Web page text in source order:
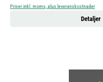
Priser inkl. moms, plus leveranskostnader
Detaljer